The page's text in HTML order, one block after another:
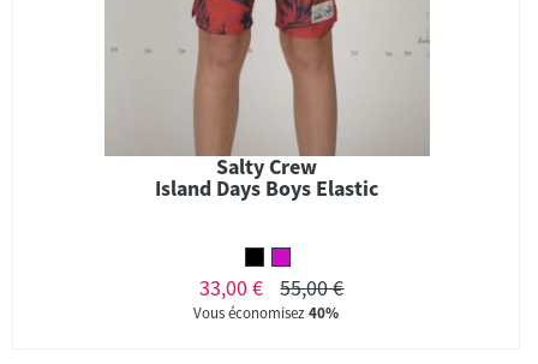
Salty Crew
Island Days Boys Elastic
33,00 € 55,00 €
Vous économisez40%